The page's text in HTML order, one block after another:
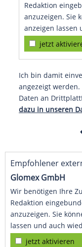
Redaktion
anzuzeigen. Sie
anzeigen lassen
jetzt
Ich bin damit
angezeigt
Daten an
dazu in unseren
Empfohlener
Glomex GmbH
Wir benötigen Ihre
Redaktion
anzuzeigen. Sie
lassen und auch
jetzt aktivieren